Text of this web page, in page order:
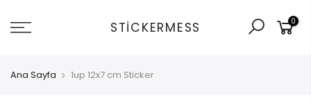
git
STICKERMESS 0
Ana Sayfa 1up 12x7 cm Sticker